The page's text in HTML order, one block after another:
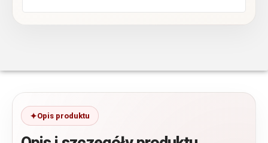
Opis produktu